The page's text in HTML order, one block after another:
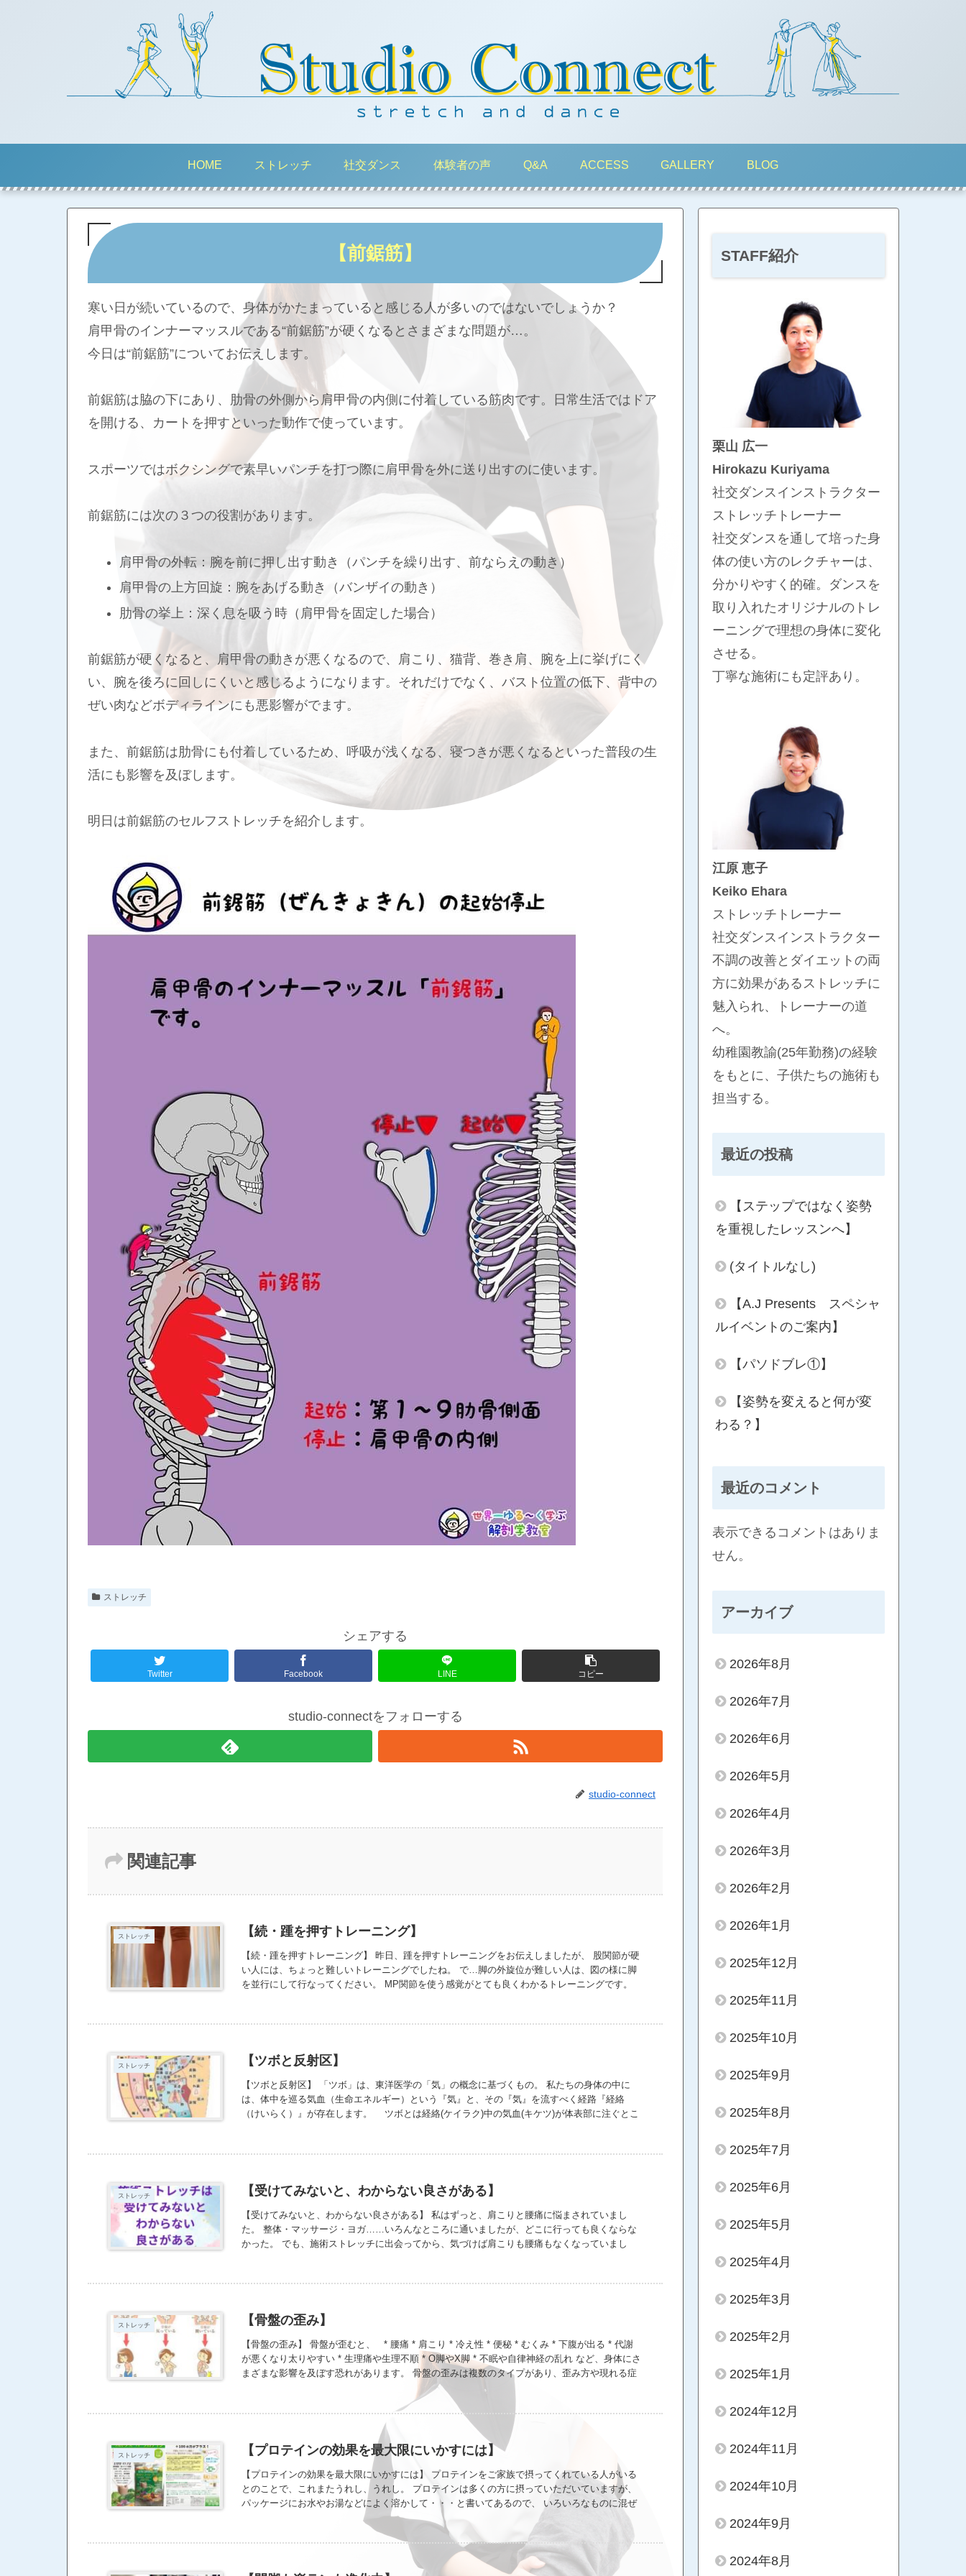
HOME ストレッチ 社交ダンス 体験者の声 Q&A ACCESS GALLERY BLOG
【前鋸筋】
寒い日が続いているので、身体がかたまっていると感じる人が多いのではないでしょうか？
肩甲骨のインナーマッスルである“前鋸筋”が硬くなるとさまざまな問題が…。
今日は“前鋸筋”についてお伝えします。
前鋸筋は脇の下にあり、肋骨の外側から肩甲骨の内側に付着している筋肉です。日常生活ではドア
を開ける、カートを押すといった動作で使っています。
スポーツではボクシングで素早いパンチを打つ際に肩甲骨を外に送り出すのに使います。
前鋸筋には次の３つの役割があります。
肩甲骨の外転：腕を前に押し出す動き（パンチを繰り出す、前ならえの動き）
肩甲骨の上方回旋：腕をあげる動き（バンザイの動き）
肋骨の挙上：深く息を吸う時（肩甲骨を固定した場合）
前鋸筋が硬くなると、肩甲骨の動きが悪くなるので、肩こり、猫背、巻き肩、腕を上に挙げにく
い、腕を後ろに回しにくいと感じるようになります。それだけでなく、バスト位置の低下、背中の
ぜい肉などボディラインにも悪影響がでます。
また、前鋸筋は肋骨にも付着しているため、呼吸が浅くなる、寝つきが悪くなるといった普段の生
活にも影響を及ぼします。
明日は前鋸筋のセルフストレッチを紹介します。
ストレッチ
シェアする
Twitter Facebook LINE コピー
studio-connectをフォローする
studio-connect
関連記事
ストレッチ 【続・踵を押すトレーニング】
【続・踵を押すトレーニング】 昨日、踵を押すトレーニングをお伝えしましたが、 股関節が硬
い人には、ちょっと難しいトレーニングでしたね。 で…脚の外旋位が難しい人は、図の様に脚
を並行にして行なってください。 MP関節を使う感覚がとても良くわかるトレーニングです。
ストレッチ 【ツボと反射区】
【ツボと反射区】 「ツボ」は、東洋医学の「気」の概念に基づくもの。 私たちの身体の中に
は、体中を巡る気血（生命エネルギー）という『気』と、その『気』を流すべく経路『経絡
（けいらく）』が存在します。 ツボとは経絡(ケイラク)中の気血(キケツ)が体表部に注ぐとこ
活性化させる効果があります。 私は経験上、ストレッチが1番身体の機能向上に適していると思
るとも思っています。 ジャンルにとらわれず、皆さんに必要だと感じていることは、ストレッ
チ以外のことでもお伝えしていきたいです。
ストレッチ 【受けてみないと、わからない良さがある】
【受けてみないと、わからない良さがある】 私はずっと、肩こりと腰痛に悩まされていまし
た。 整体・マッサージ・ヨガ……いろんなところに通いましたが、どこに行っても良くならな
かった。 でも、施術ストレッチに出会ってから、気づけば肩こりも腰痛もなくなっていまし
てみて。受けてみないと、この感覚はわからないから。
ストレッチ 【骨盤の歪み】
【骨盤の歪み】 骨盤が歪むと、 * 腰痛 * 肩こり * 冷え性 * 便秘 * むくみ * 下腹が出る * 代謝
が悪くなり太りやすい * 生理痛や生理不順 * O脚やX脚 * 不眠や自律神経の乱れ など、身体にさ
まざまな影響を及ぼす恐れがあります。 骨盤の歪みは複数のタイプがあり、歪み方や現れる症
状が異なります。 【前傾タイプ】 * 特徴：女性に多い * 主な症状：腰痛・下腹が出る・太も
もが張りやすいなど 【後傾タイプ】 * 特徴：筋力低下や加齢によって起こることが多い * 主な
症状：猫背・垂れ尻・垂れ胸・肩こりなど 【開きタイプ】 * 特徴：骨盤が横に開くタイプの歪
みで産後の方に多い * 主な症状：下半身太り・O脚など 【左右傾きタイプ】 * 特徴：お腹やお
尻の筋肉に左右差があると起こる * 主な症状：腰痛・背骨の曲がり・肩こり・外反母趾など 混
合型の方も案外多いです。 骨盤の歪みは、日常生活の癖で起こることがほとんどです。 カバ
ンを片側だけで持つ、足を組む、うつ伏せで寝るなどを無意識にしていませんか？ ストレッチ
＋日常生活の癖の改善で骨盤の歪みを直していきましょう！
ストレッチ 【プロテインの効果を最大限にいかすには】
【プロテインの効果を最大限にいかすには】 プロテインをご家族で摂ってくれている人がいる
とのことで、これまたうれし、うれし。 プロテインは多くの方に摂っていただいていますが、
パッケージにお水やお湯などによく溶かして・・・と書いてあるので、 いろいろなものに混ぜ
て飲んでいる人がいるようです。 そこで、今回は、混ぜて飲むもののデメリットをお伝えしま
す。 豆乳のデメリット ・豆乳のたんぱく質の分解がしにくい ・分解に酵素を消費してしまう
・豆乳に添加物がたっぷり入っているものが多い 牛乳のデメリット ・骨が弱くなる、 ・消化
しにくく下痢を起こしやすい ・動物性の為、腸内環境が悪化 スムージー ・体を冷やす ・血流
STAFF紹介
栗山 広一
Hirokazu Kuriyama
社交ダンスインストラクター
ストレッチトレーナー
社交ダンスを通して培った身
体の使い方のレクチャーは、
分かりやすく的確。ダンスを
取り入れたオリジナルのトレ
ーニングで理想の身体に変化
させる。
丁寧な施術にも定評あり。
江原 恵子
Keiko Ehara
ストレッチトレーナー
社交ダンスインストラクター
不調の改善とダイエットの両
方に効果があるストレッチに
魅入られ、トレーナーの道
へ。
幼稚園教諭(25年勤務)の経験
をもとに、子供たちの施術も
担当する。
最近の投稿
【ステップではなく姿勢
を重視したレッスンへ】
(タイトルなし)
【A.J Presents スペシャ
ルイベントのご案内】
【パソドブレ①】
【姿勢を変えると何が変
わる？】
最近のコメント
表示できるコメントはありま
せん。
アーカイブ
2026年8月
2026年7月
2026年6月
2026年5月
2026年4月
2026年3月
2026年2月
2026年1月
2025年12月
2025年11月
2025年10月
2025年9月
2025年8月
2025年7月
2025年6月
2025年5月
2025年4月
2025年3月
2025年2月
2025年1月
2024年12月
2024年11月
2024年10月
2024年9月
2024年8月